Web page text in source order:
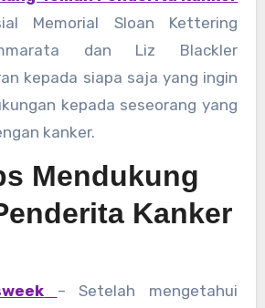
Memorial Sloan Kettering
dan Liz Blackler
kepada siapa saja yang ingin
kepada seseorang yang
kanker.
Mendukung
Kanker
– Setelah mengetahui